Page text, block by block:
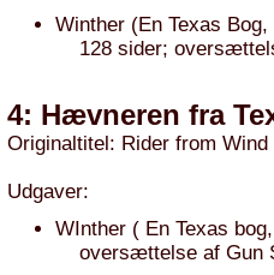
Winther (En Texas Bog,
128 sider;
4: Hævneren fra
Originaltitel: Rider from Wind
Udgaver:
WInther ( En Texas
oversættelse af Gun